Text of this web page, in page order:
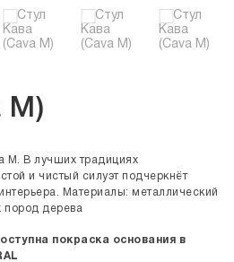
M)
M. В лучших традициях
и чистый силуэт подчеркнёт
Материалы: металлический
пород дерева
покраска основания в